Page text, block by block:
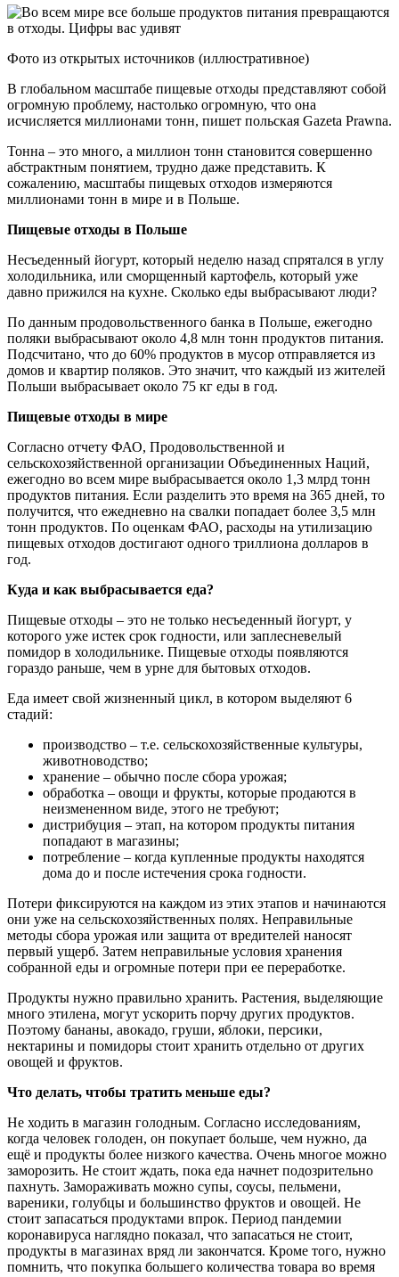
Фото из открытых источников (иллюстративное)
В глобальном масштабе пищевые отходы представляют собой
огромную проблему, настолько огромную, что она
исчисляется миллионами тонн, пишет польская Gazeta Prawna.
Тонна – это много, а миллион тонн становится совершенно
абстрактным понятием, трудно даже представить. К
сожалению, масштабы пищевых отходов измеряются
миллионами тонн в мире и в Польше.
Пищевые отходы в Польше
Несъеденный йогурт, который неделю назад спрятался в углу
холодильника, или сморщенный картофель, который уже
давно прижился на кухне. Сколько еды выбрасывают люди?
По данным продовольственного банка в Польше, ежегодно
поляки выбрасывают около 4,8 млн тонн продуктов питания.
Подсчитано, что до 60% продуктов в мусор отправляется из
домов и квартир поляков. Это значит, что каждый из жителей
Польши выбрасывает около 75 кг еды в год.
Пищевые отходы в мире
Согласно отчету ФАО, Продовольственной и
сельскохозяйственной организации Объединенных Наций,
ежегодно во всем мире выбрасывается около 1,3 млрд тонн
продуктов питания. Если разделить это время на 365 дней, то
получится, что ежедневно на свалки попадает более 3,5 млн
тонн продуктов. По оценкам ФАО, расходы на утилизацию
пищевых отходов достигают одного триллиона долларов в
год.
Куда и как выбрасывается еда?
Пищевые отходы – это не только несъеденный йогурт, у
которого уже истек срок годности, или заплесневелый
помидор в холодильнике. Пищевые отходы появляются
гораздо раньше, чем в урне для бытовых отходов.
Еда имеет свой жизненный цикл, в котором выделяют 6
стадий:
производство – т.е. сельскохозяйственные культуры,
животноводство;
хранение – обычно после сбора урожая;
обработка – овощи и фрукты, которые продаются в
неизмененном виде, этого не требуют;
дистрибуция – этап, на котором продукты питания
попадают в магазины;
потребление – когда купленные продукты находятся
дома до и после истечения срока годности.
Потери фиксируются на каждом из этих этапов и начинаются
они уже на сельскохозяйственных полях. Неправильные
методы сбора урожая или защита от вредителей наносят
первый ущерб. Затем неправильные условия хранения
собранной еды и огромные потери при ее переработке.
Продукты нужно правильно хранить. Растения, выделяющие
много этилена, могут ускорить порчу других продуктов.
Поэтому бананы, авокадо, груши, яблоки, персики,
нектарины и помидоры стоит хранить отдельно от других
овощей и фруктов.
Что делать, чтобы тратить меньше еды?
Не ходить в магазин голодным. Согласно исследованиям,
когда человек голоден, он покупает больше, чем нужно, да
ещё и продукты более низкого качества. Очень многое можно
заморозить. Не стоит ждать, пока еда начнет подозрительно
пахнуть. Замораживать можно супы, соусы, пельмени,
вареники, голубцы и большинство фруктов и овощей. Не
стоит запасаться продуктами впрок. Период пандемии
коронавируса наглядно показал, что запасаться не стоит,
продукты в магазинах вряд ли закончатся. Кроме того, нужно
помнить, что покупка большего количества товара во время